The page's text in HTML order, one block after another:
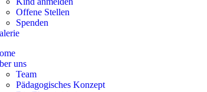
Offene Stellen
Spenden
uns
Team
Pädagogisches Konzept